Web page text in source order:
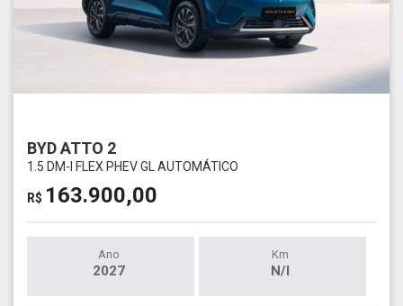
BYD ATTO 2
1.5 DM-I FLEX PHEV GL AUTOMÁTICO
R$ 163.900,00
Ano
2027
Km
N/I